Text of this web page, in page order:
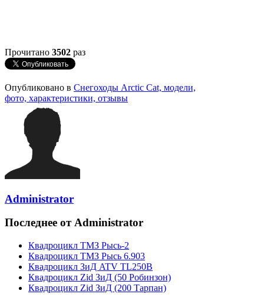
Прочитано 3502 раз
Опубликовано в Снегоходы Arctic Cat, модели,
фото, характеристики, отзывы
Administrator
Последнее от Administrator
Квадроцикл ТМЗ Рысь-2
Квадроцикл ТМЗ Рысь 6.903
Квадроцикл ЗиД ATV TL250B
Квадроцикл Zid ЗиД (50 Робинзон)
Квадроцикл Zid ЗиД (200 Тарпан)